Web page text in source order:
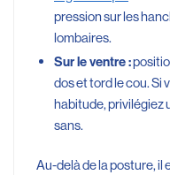
pression sur les
lombaires.
Sur le ventre :
dos et tord le cou. Si
habitude, privilégiez
sans.
Au-delà de la posture, il